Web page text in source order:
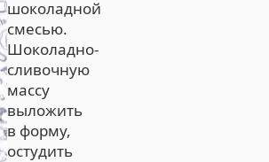
шоколадной
смесью.
Шоколадно-
сливочную
массу
выложить
в форму,
остудить